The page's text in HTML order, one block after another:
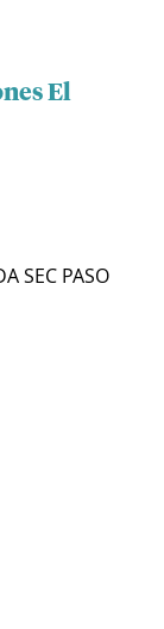
El
SEC PASO